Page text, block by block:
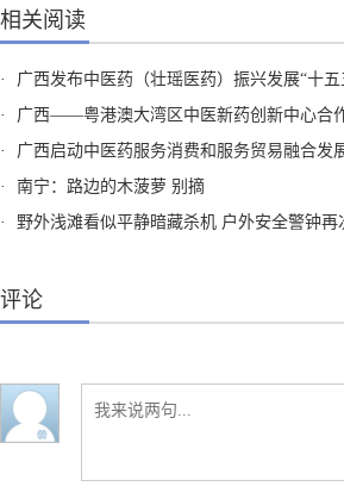
相关阅读
·
广西发布中医药（壮瑶医药）振兴发展“十五
·
广西——粤港澳大湾区中医新药创新中心合
·
广西启动中医药服务消费和服务贸易融合发
·
南宁：路边的木菠萝 别摘
·
野外浅滩看似平静暗藏杀机 户外安全警钟再
评论